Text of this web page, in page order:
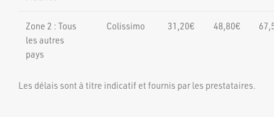
Zone 2 : Tous
les autres
pays
Colissimo 31,20€ 48,80€
Les délais sont à titre indicatif et fournis par les prestataires.